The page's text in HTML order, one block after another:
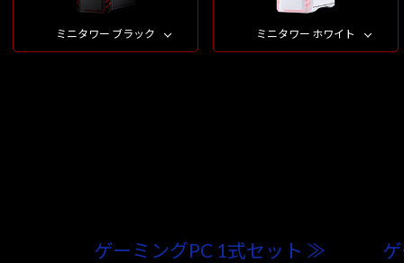
ミニタワー ブラック ミニタワー ホワイト
ゲーミングPC 1式セット ≫